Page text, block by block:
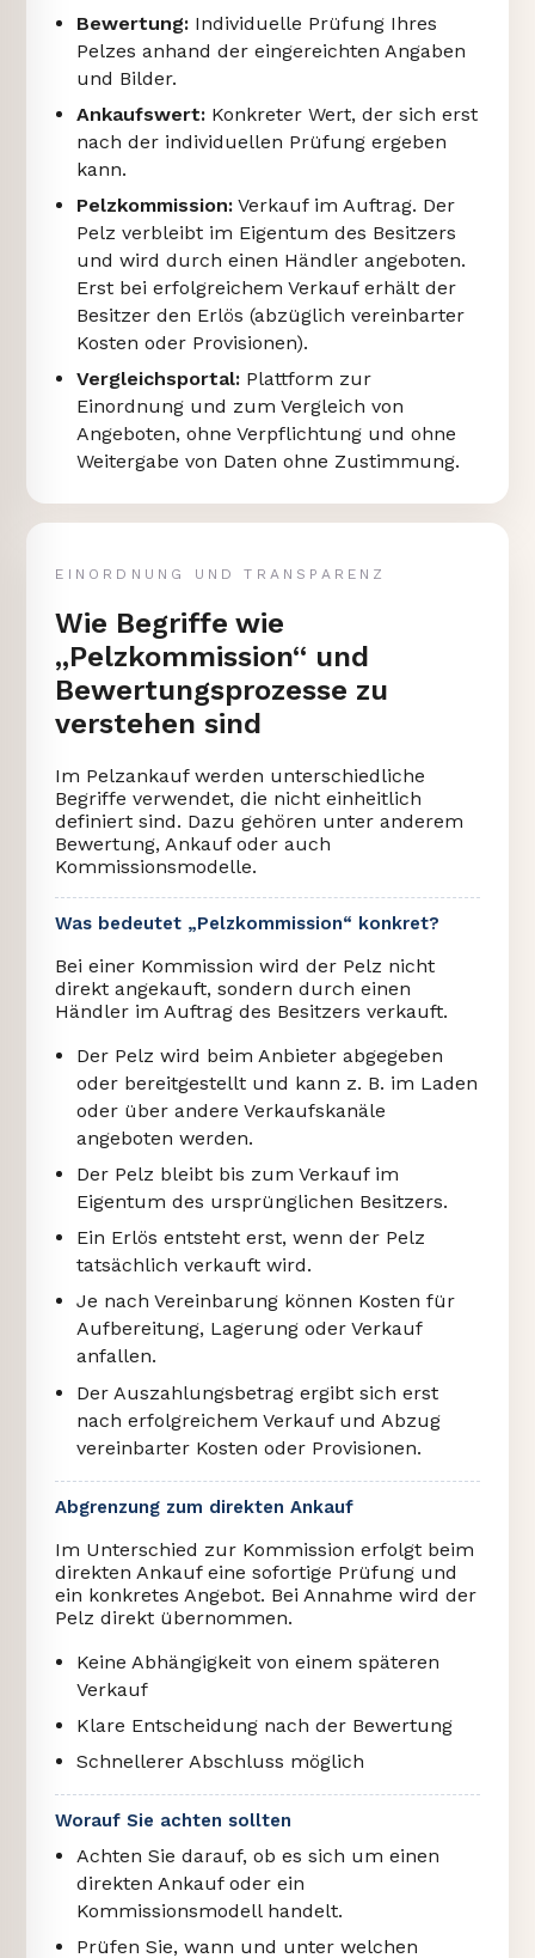
Bewertung: Individuelle Prüfung Ihres
Pelzes anhand der eingereichten Angaben
und Bilder.
Ankaufswert: Konkreter Wert, der sich erst
nach der individuellen Prüfung ergeben
kann.
Pelzkommission: Verkauf im Auftrag. Der
Pelz verbleibt im Eigentum des Besitzers
und wird durch einen Händler angeboten.
Erst bei erfolgreichem Verkauf erhält der
Besitzer den Erlös (abzüglich vereinbarter
Kosten oder Provisionen).
Vergleichsportal: Plattform zur
Einordnung und zum Vergleich von
Angeboten, ohne Verpflichtung und ohne
Weitergabe von Daten ohne Zustimmung.
EINORDNUNG UND TRANSPARENZ
Wie Begriffe wie
„Pelzkommission“ und
Bewertungsprozesse zu
verstehen sind
Im Pelzankauf werden unterschiedliche
Begriffe verwendet, die nicht einheitlich
definiert sind. Dazu gehören unter anderem
Bewertung, Ankauf oder auch
Kommissionsmodelle.
Was bedeutet „Pelzkommission“ konkret?
Bei einer Kommission wird der Pelz nicht
direkt angekauft, sondern durch einen
Händler im Auftrag des Besitzers verkauft.
Der Pelz wird beim Anbieter abgegeben
oder bereitgestellt und kann z. B. im Laden
oder über andere Verkaufskanäle
angeboten werden.
Der Pelz bleibt bis zum Verkauf im
Eigentum des ursprünglichen Besitzers.
Ein Erlös entsteht erst, wenn der Pelz
tatsächlich verkauft wird.
Je nach Vereinbarung können Kosten für
Aufbereitung, Lagerung oder Verkauf
anfallen.
Der Auszahlungsbetrag ergibt sich erst
nach erfolgreichem Verkauf und Abzug
vereinbarter Kosten oder Provisionen.
Abgrenzung zum direkten Ankauf
Im Unterschied zur Kommission erfolgt beim
direkten Ankauf eine sofortige Prüfung und
ein konkretes Angebot. Bei Annahme wird der
Pelz direkt übernommen.
Keine Abhängigkeit von einem späteren
Verkauf
Klare Entscheidung nach der Bewertung
Schnellerer Abschluss möglich
Worauf Sie achten sollten
Achten Sie darauf, ob es sich um einen
direkten Ankauf oder ein
Kommissionsmodell handelt.
Prüfen Sie, wann und unter welchen